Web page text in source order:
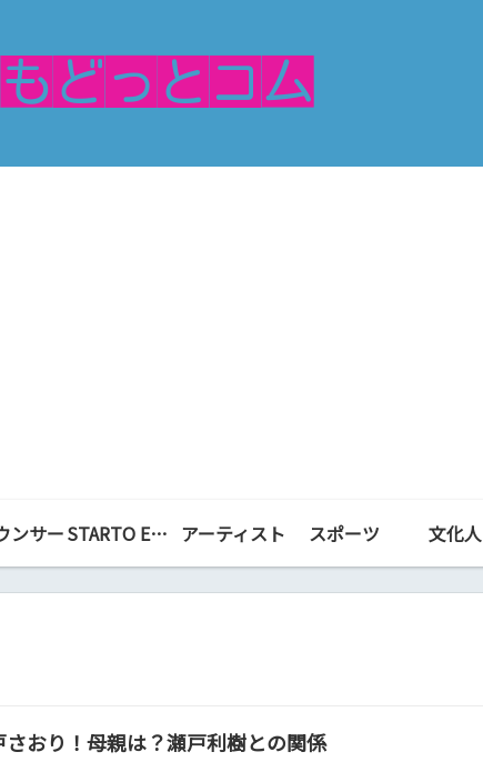
ンサー STARTO ENTERTAINMENT（旧ジャニーズ） アーティスト スポーツ 文化人
おり！母親は？瀬戸利樹との関係